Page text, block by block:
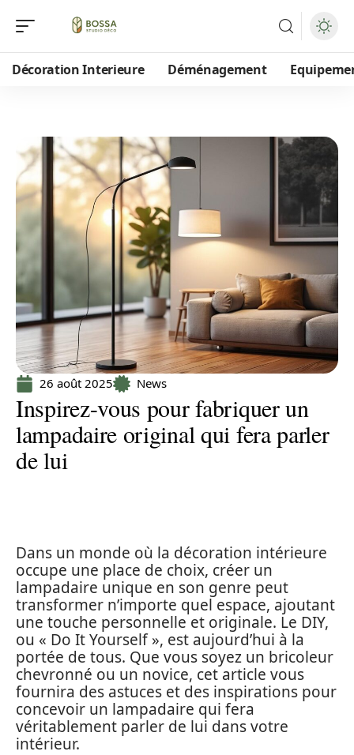
Décoration Interieure Déménagement
26 août 2025 News
Inspirez-vous pour fabriquer un
lampadaire original qui fera parler
de lui
Dans un monde où la décoration intérieure
occupe une place de choix, créer un
lampadaire unique en son genre peut
transformer n’importe quel espace, ajoutant
une touche personnelle et originale. Le DIY,
ou « Do It Yourself », est aujourd’hui à la
portée de tous. Que vous soyez un bricoleur
chevronné ou un novice, cet article vous
fournira des astuces et des inspirations pour
concevoir un lampadaire qui fera
véritablement parler de lui dans votre
intérieur.